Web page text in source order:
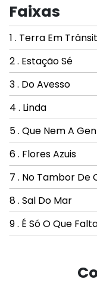
Faixas
1 . Terra Em
2 . Estação Sé
3 . Do Avesso
4 . Linda
5 . Que Nem A
6 . Flores Azuis
7 . No Tambor De
8 . Sal Do Mar
9 . É Só O Que